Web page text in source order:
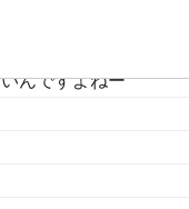
しょ？
んですよねー